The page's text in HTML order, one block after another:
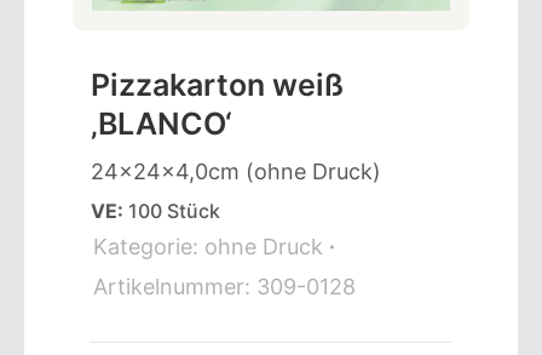
Pizzakarton weiß
‚BLANCO‘
24x24x4,0cm (ohne Druck)
VE: 100 Stück
Kategorie: ohne Druck
Artikelnummer: 309-0128